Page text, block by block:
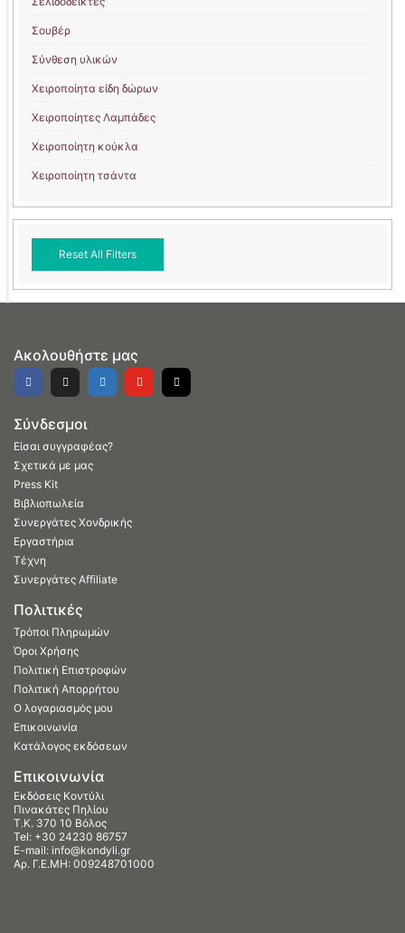
Σουβέρ
Σύνθεση υλικών
Χειροποίητα είδη δώρων
Χειροποίητες Λαμπάδες
Χειροποίητη κούκλα
Χειροποίητη τσάντα
Reset All Filters
Ακολουθήστε μας
Σύνδεσμοι
Είσαι συγγραφέας?
Σχετικά με μας
Press Kit
Βιβλιοπωλεία
Συνεργάτες Χονδρικής
Εργαστήρια
Τέχνη
Συνεργάτες Affiliate
Πολιτικές
Τρόποι Πληρωμών
Όροι Χρήσης
Πολιτική Επιστροφών
Πολιτική Απορρήτου
Ο λογαριασμός μου
Επικοινωνία
Κατάλογος εκδόσεων
Επικοινωνία
Εκδόσεις Κοντύλι
Πινακάτες Πηλίου
Τ.Κ. 370 10 Βόλος
Tel: +30 24230 86757
E-mail: info@kondyli.gr
Αρ. Γ.Ε.ΜΗ: 009248701000